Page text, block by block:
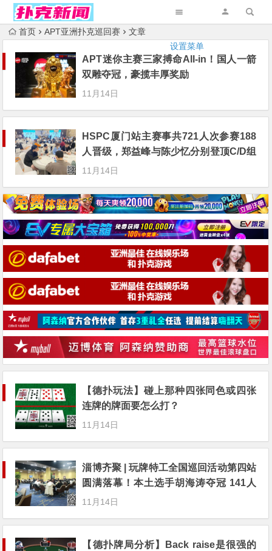
设置菜单
首页 APT亚洲扑克巡回赛 文章
APT迷你主赛三家搏命All-in！国人一箭
双雕夺冠，豪揽丰厚奖励
11月14日
HSPC厦门站主赛事共721人次参赛188
人晋级，郑益峰与陈少忆分别登顶C/D组
记分榜首
11月14日
【德扑玩法】碰上那种四张同色或四张
连牌的牌面要怎么打？
11月14日
淄博齐聚 | 玩牌特工全国巡回活动第四站
圆满落幕！本土选手胡海涛夺冠 141人
次参赛
11月14日
【德扑牌局分析】Back raise是很强的